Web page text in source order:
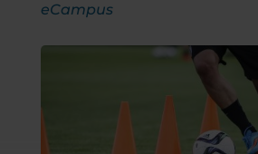
eCampus